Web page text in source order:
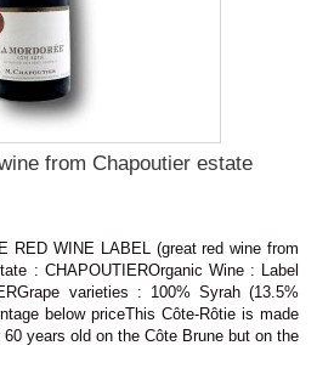
from Chapoutier estate
WINE LABEL (great red wine from
: CHAPOUTIEROrganic Wine : Label
varieties : 100% Syrah (13.5%
below priceThis Côte-Rôtie is made
years old on the Côte Brune but on the